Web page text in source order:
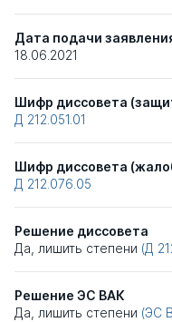
Дата подачи
18.06.2021
Шифр диссовета
Д 212.051.01
Шифр диссовета
Д 212.076.05
Решение диссовета
Да, лишить степени (Д
Решение ЭС ВАК
Да, лишить степени (ЭС